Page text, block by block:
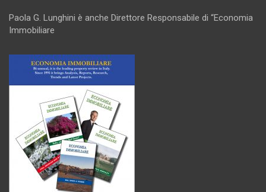
Paola G. Lunghini è anche Direttore Responsabile di “Economia
Immobiliare